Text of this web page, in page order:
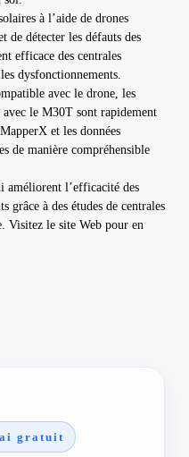
à l’aide de drones
de détecter les défauts des
efficace des centrales
dysfonctionnements.
avec le drone, les
le M30T sont rapidement
et les données
de manière compréhensible
améliorent l’efficacité des
grâce à des études de centrales
Visitez le site Web pour en
gratuit